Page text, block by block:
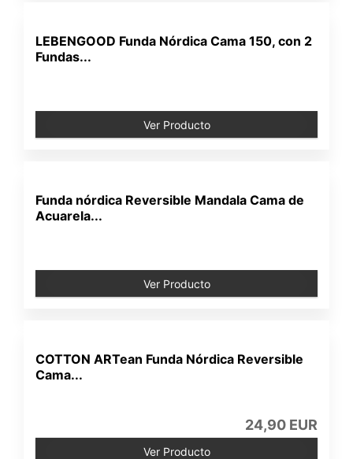
LEBENGOOD Funda Nórdica Cama 150, con 2
Fundas...
Ver Producto
Funda nórdica Reversible Mandala Cama de
Acuarela...
Ver Producto
COTTON ARTean Funda Nórdica Reversible
Cama...
24,90 EUR
Ver Producto